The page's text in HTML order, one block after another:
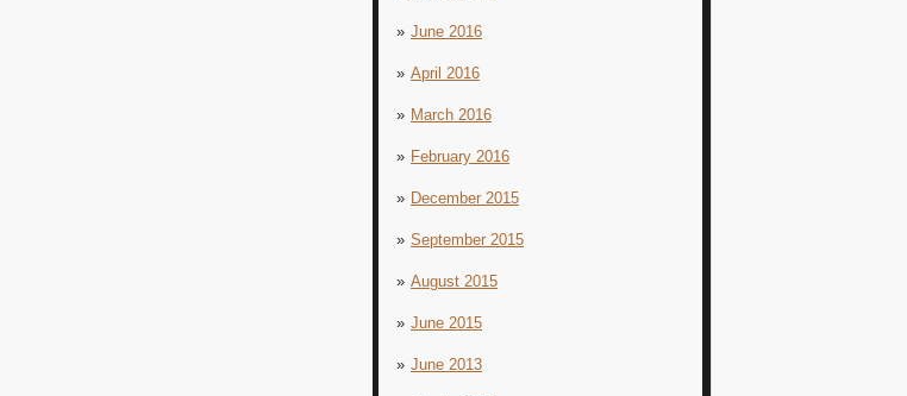
June 2016
April 2016
March 2016
February 2016
December 2015
September 2015
August 2015
June 2015
June 2013